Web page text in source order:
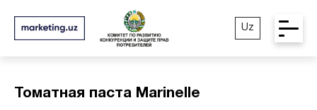
Uz
Томатная паста Marinelle